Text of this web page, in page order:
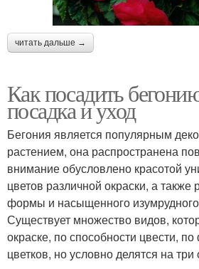
читать дальше →
Как посадить
посадка и уход
Бегония является популярным
растением, она распространена
внимание обусловлено красотой
цветов различной окраски, а также
формы и насыщенного изумрудного
Существует множество видов,
окраске, по способности цвести,
цветков, но условно делятся на